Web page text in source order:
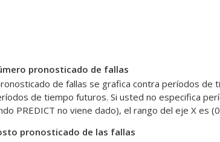
pronosticado de fallas
de fallas se grafica contra períodos de
de tiempo futuros. Si usted no especifica
PREDICT no viene dado), el rango del eje X es
pronosticado de las fallas